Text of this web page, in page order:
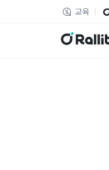
교육
랠릿